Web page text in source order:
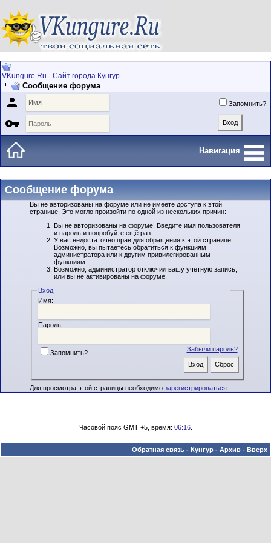
VKungure.Ru - Сайт города Кунгур
Сообщение форума
 Запомнить?

Навигация
Сообщение форума
Вы не авторизованы на форуме или не имеете доступа к этой
странице. Это могло произойти по одной из нескольких причин:
Вы не авторизованы на форуме. Введите имя пользователя
и пароль и попробуйте ещё раз.
У вас недостаточно прав для обращения к этой странице.
Возможно, вы пытаетесь обратиться к функциям
администратора или к другим привилегированным
функциям.
Возможно, администратор отключил вашу учётную запись,
или вы не активированы на форуме.
Вход
Имя:
Пароль:
Забыли пароль?
Запомнить?
Для просмотра этой страницы необходимо зарегистрироваться
Часовой пояс GMT +5, время: 06:16.
Обратная связь - Кунгур - Архив - Вверх